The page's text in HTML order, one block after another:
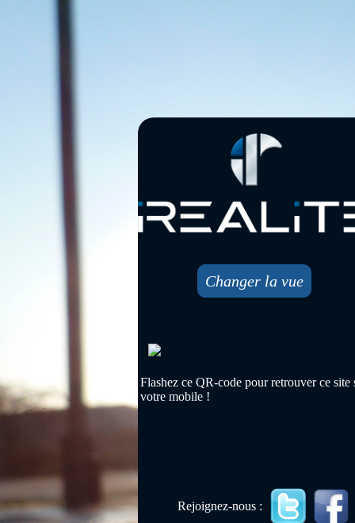
Changer la vue
Flashez ce QR-code pour retrouver ce site
votre mobile !
Rejoignez-nous :